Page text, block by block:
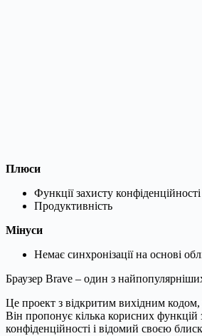
Плюси
Функції захисту конфіденційності
Продуктивність
Мінуси
Немає синхронізації на основі
Браузер Brave – один з
Це проект з відкритим вихідним
Він пропонує кілька корисних функцій
конфіденційності і відомий своєю